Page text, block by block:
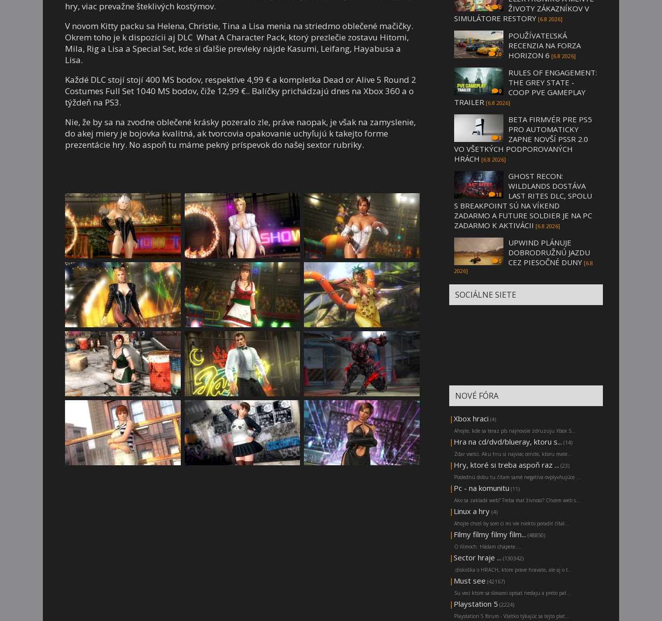
hry, viac prevažne šteklivých kostýmov.
V novom Kitty packu sa Helena, Christie, Tina a Lisa menia na striedmo oblečené mačičky.
Okrem toho je k dispozícii aj DLC What A Character Pack, ktorý prezlečie zostavu Hitomi,
Mila, Rig a Lisa a Special Set, kde si ďalšie prevleky nájde Kasumi, Leifang, Hayabusa a
Lisa.
Každé DLC stojí stojí 400 MS bodov, respektíve 4,99 € a kompletka Dead or Alive 5 Round 2
Costumes Full Set 1040 MS bodov, čiže 12,99 €.. Balíčky prichádzajú dnes na Xbox 360 a o
týždeň na PS3.
Nie, že by sa na zvodne oblečené krásky pozeralo zle, práve naopak, je však na zamyslenie,
do akej miery je bojovka kvalitná, ak tvorcovia opakovanie uchyľujú k takejto forme
prezentácie hry. No aspoň tu máme pekný príspevok do našej sextor rubriky.
0
ŽIVOTY ZÁKAZNÍKOV V
SIMULÁTORE RESTORY [6.8 2026]
20
POUŽÍVATEĽSKÁ
RECENZIA NA FORZA
HORIZON 6 [6.8 2026]
0
RULES OF ENGAGEMENT:
THE GREY STATE -
COOP PVE GAMEPLAY
TRAILER [6.8 2026]
8
BETA FIRMVÉR PRE PS5
PRO AUTOMATICKY
ZAPNE NOVŠÍ PSSR 2.0
VO VŠETKÝCH PODPOROVANÝCH
HRÁCH [6.8 2026]
18
GHOST RECON:
WILDLANDS DOSTÁVA
LAST RITES DLC, SPOLU
S BREAKPOINT SÚ NA VÍKEND
ZADARMO A FUTURE SOLDIER JE NA PC
ZADARMO K AKTIVÁCII [6.8 2026]
0
UPWIND PLÁNUJE
DOBRODRUŽNÚ JAZDU
CEZ PIESOČNÉ DUNY [6.8
2026]
SOCIÁLNE SIETE
NOVÉ FÓRA
| Xbox hraci (4)
Ahojte, kde sa teraz pls najnovsie zdruzuju Xbox S...
| Hra na cd/dvd/blueray, ktoru s... (14)
Zdar vsetci. Aku hru si najviac cenite, ktoru mate...
| Hry, ktoré si treba aspoň raz ... (23)
Poslednú dobu tu čítam samé negatíva ovplyvňujúce ...
| Pc - na komunitu (11)
Ako sa zakladá web? Treba mať živnosť? Chcem web s...
| Linux a hry (4)
Ahojte chcel by som ci mi vie niekto poradiť čítal...
| Filmy filmy filmy film... (48850)
O filmoch. Hádam chápete....
| Sector hraje ... (130342)
:diskoška o HRACH, ktore prave hravate, ale aj o t...
| Must see (42167)
Su veci ktore sa slovami opisat nedaju a preto pat...
| Playstation 5 (2224)
Playstation 5 fórum - Všetko týkajúc sa tejto plat...